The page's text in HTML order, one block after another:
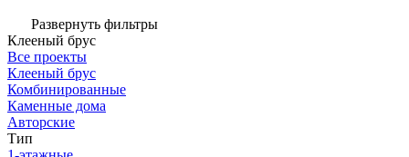
Развернуть фильтры
Клееный брус
Все проекты
Клееный брус
Комбинированные
Каменные дома
Авторские
Тип